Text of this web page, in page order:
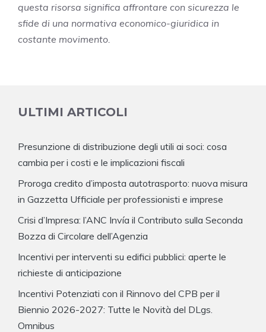
questa risorsa significa affrontare con sicurezza le
sfide di una normativa economico-giuridica in
costante movimento.
ULTIMI ARTICOLI
Presunzione di distribuzione degli utili ai soci: cosa
cambia per i costi e le implicazioni fiscali
Proroga credito d’imposta autotrasporto: nuova misura
in Gazzetta Ufficiale per professionisti e imprese
Crisi d’Impresa: l’ANC Invía il Contributo sulla Seconda
Bozza di Circolare dell’Agenzia
Incentivi per interventi su edifici pubblici: aperte le
richieste di anticipazione
Incentivi Potenziati con il Rinnovo del CPB per il
Biennio 2026-2027: Tutte le Novità del DLgs.
Omnibus